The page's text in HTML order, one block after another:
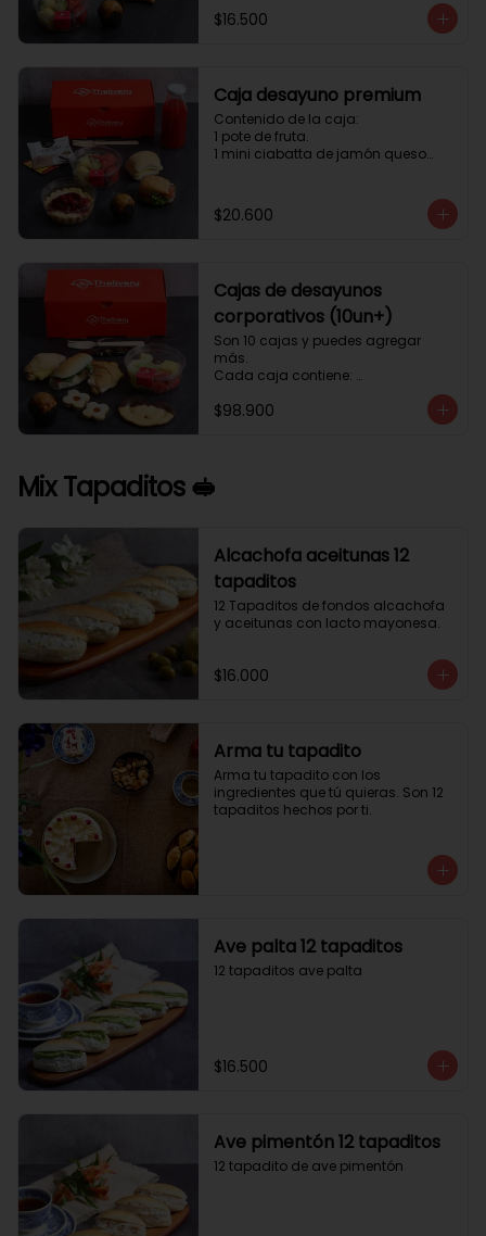
1 mini muffin
1 sobre de té y café
$16.500
Caja desayuno premium
Contenido de la caja:
1 pote de fruta.
1 mini ciabatta de jamón queso
1 mini muffin
1 cheesecake
$20.600
Cajas de desayunos
corporativos (10un+)
Son 10 cajas y puedes agregar
más.
Cada caja contiene:
2 mini croissant jamón queso.
1 mini muffin.
Estos desayunos no los vendemos
por unidad, desde 10 cajas.
$98.900
Mix Tapaditos 🥪
Alcachofa aceitunas 12
tapaditos
12 Tapaditos de fondos alcachofa
y aceitunas con lacto mayonesa.
$16.000
Arma tu tapadito
Arma tu tapadito con los
ingredientes que tú quieras. Son 12
tapaditos hechos por ti.
Ave palta 12 tapaditos
12 tapaditos ave palta
$16.500
Ave pimentón 12 tapaditos
12 tapadito de ave pimentón